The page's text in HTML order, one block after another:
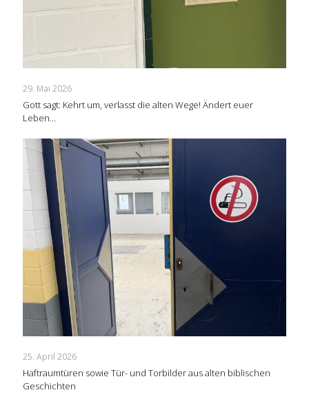
29. Mai 2026
Gott sagt: Kehrt um, verlasst die alten Wege! Ändert euer
Leben…
25. April 2026
Haftraumtüren sowie Tür- und Torbilder aus alten biblischen
Geschichten